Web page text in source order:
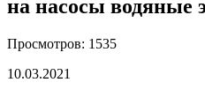
на насосы водяные
Просмотров: 1535
10.03.2021